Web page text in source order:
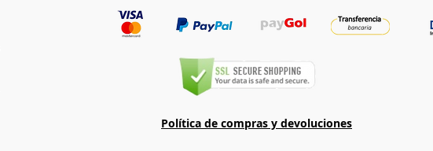
Política de compras y devoluciones